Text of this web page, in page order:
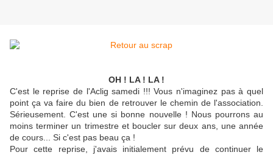
OH ! LA ! LA !
C'est le reprise de l'Aclig samedi !!! Vous n'imaginez pas à quel
point ça va faire du bien de retrouver le chemin de l'association.
Sérieusement. C'est une si bonne nouvelle ! Nous pourrons au
moins terminer un trimestre et boucler sur deux ans, une année
de cours... Si c'est pas beau ça !
Pour cette reprise, j'avais initialement prévu de continuer le